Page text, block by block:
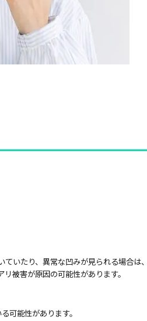
いたり、異常な凹みが見られる場合は
被害が原因の可能性があります。
可能性があります。